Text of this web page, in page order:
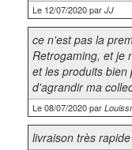
Le 12/07/2020 par JJ
ce n'est pas la
Retrogaming, et je
et les produits
d'agrandir ma
Le 08/07/2020 par
livraison très